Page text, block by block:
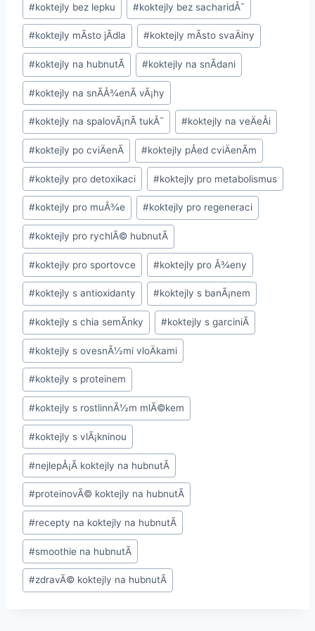
#koktejly bez lepku #koktejly bez sacharidÅ¯
#koktejly mÃ­sto jÃ­dla #koktejly mÃ­sto svaÄiny
#koktejly na hubnutÃ­ #koktejly na snÃ­dani
#koktejly na snÃ­Å¾enÃ­ vÃ¡hy
#koktejly na spalovÃ¡nÃ­ tukÅ¯ #koktejly na veÄeÅi
#koktejly po cviÄenÃ­ #koktejly pÅed cviÄenÃ­m
#koktejly pro detoxikaci #koktejly pro metabolismus
#koktejly pro muÅ¾e #koktejly pro regeneraci
#koktejly pro rychlÃ© hubnutÃ­
#koktejly pro sportovce #koktejly pro Å¾eny
#koktejly s antioxidanty #koktejly s banÃ¡nem
#koktejly s chia semÃ­nky #koktejly s garciniÃ­
#koktejly s ovesnÃ½mi vloÄkami
#koktejly s proteinem
#koktejly s rostlinnÃ½m mlÃ©kem
#koktejly s vlÃ¡kninou
#nejlepÅ¡Ã­ koktejly na hubnutÃ­
#proteinovÃ© koktejly na hubnutÃ­
#recepty na koktejly na hubnutÃ­
#smoothie na hubnutÃ­
#zdravÃ© koktejly na hubnutÃ­